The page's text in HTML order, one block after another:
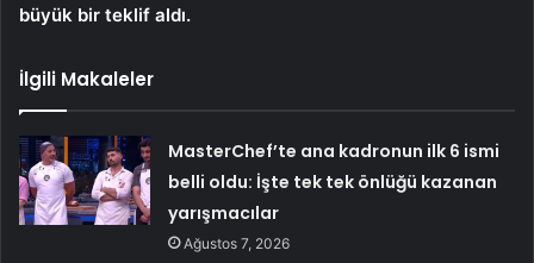
büyük bir teklif aldı.
İlgili Makaleler
MasterChef’te ana kadronun ilk 6 ismi
belli oldu: İşte tek tek önlüğü kazanan
yarışmacılar
Ağustos 7, 2026